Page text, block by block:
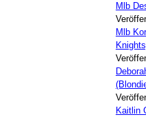
Mlb
Mlb
Kaitlin